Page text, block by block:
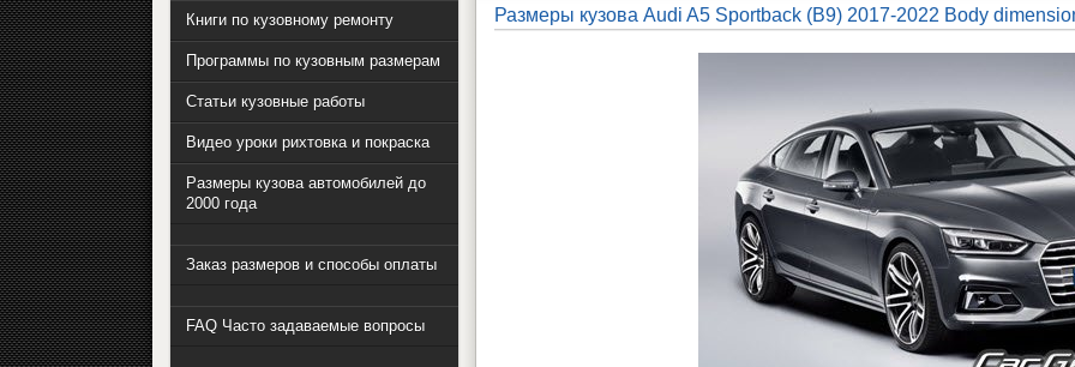
Размеры кузова Audi A5 Sportback (B9) 2017-2022 Body
Книги по кузовному ремонту
Программы по кузовным размерам
Статьи кузовные работы
Видео уроки рихтовка и покраска
Размеры кузова автомобилей до
2000 года
Заказ размеров и способы оплаты
FAQ Часто задаваемые вопросы